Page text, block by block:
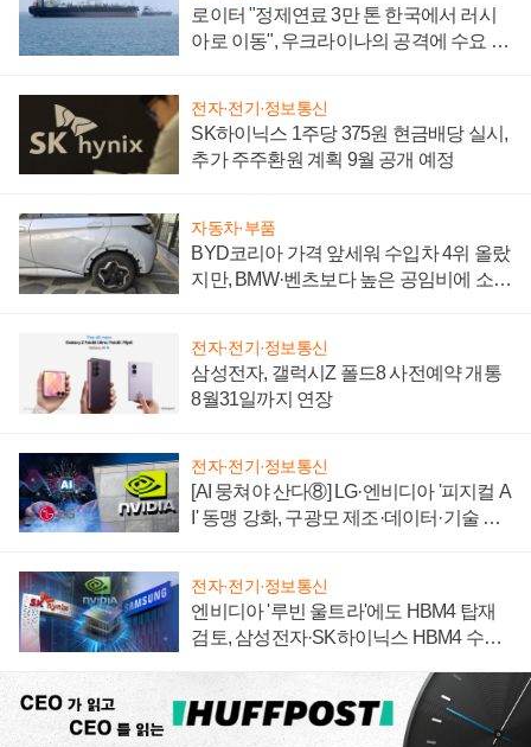
로이터 "정제연료 3만 톤 한국에서 러시
아로 이동", 우크라이나의 공격에 수요 늘
전자·전기·정보통신
SK하이닉스 1주당 375원 현금배당 실시,
추가 주주환원 계획 9월 공개 예정
자동차·부품
BYD코리아 가격 앞세워 수입차 4위 올랐
지만, BMW·벤츠보다 높은 공임비에 소비
전자·전기·정보통신
삼성전자, 갤럭시Z 폴드8 사전예약 개통
8월31일까지 연장
전자·전기·정보통신
[AI 뭉쳐야 산다⑧] LG·엔비디아 '피지컬 A
I' 동맹 강화, 구광모 제조·데이터·기술 결
전자·전기·정보통신
엔비디아 '루빈 울트라'에도 HBM4 탑재
검토, 삼성전자·SK하이닉스 HBM4 수율